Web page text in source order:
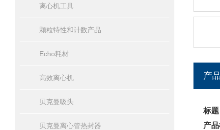
离心机工具
颗粒特性和计数产品
Echo耗材
高效离心机
贝克曼吸头
贝克曼离心管热封器
产
标
产